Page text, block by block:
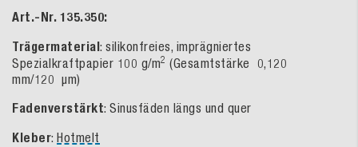
Art.-Nr. 135.350:
Trägermaterial : silikonfreies, imprägniertes
Spezialkraftpapier 100 g/m2 (Gesamtstärke 0,120
mm/120 µm)
Fadenverstärkt: Sinusfäden längs und quer
Kleber: Hotmelt